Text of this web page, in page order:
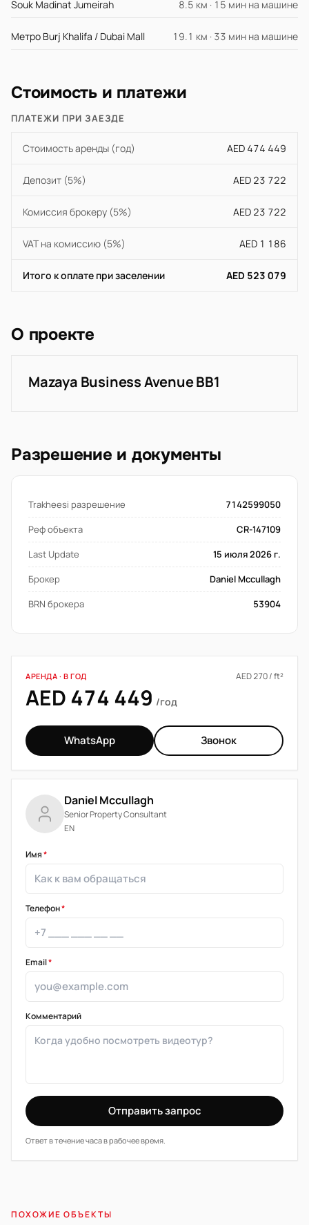
Souk Madinat Jumeirah 8.5 км · 15 мин на машине
Метро Burj Khalifa / Dubai Mall 19.1 км · 33 мин на машине
Стоимость и платежи
ПЛАТЕЖИ ПРИ ЗАЕЗДЕ
Стоимость аренды (год) AED 474 449
Депозит (5%) AED 23 722
Комиссия брокеру (5%) AED 23 722
VAT на комиссию (5%) AED 1 186
Итого к оплате при заселении AED 523 079
О проекте
Mazaya Business Avenue BB1
Разрешение и документы
Trakheesi разрешение
7142599050
Реф объекта
CR-147109
Last Update
15 июля 2026 г.
Брокер
Daniel Mccullagh
BRN брокера
53904
АРЕНДА · В ГОД AED 270 / ft²
AED 474 449 /год
WhatsApp Звонок
Daniel Mccullagh
Senior Property Consultant
EN
Имя*
Телефон*
Email*
Комментарий
Отправить запрос
Ответ в течение часа в рабочее время.
ПОХОЖИЕ ОБЪЕКТЫ